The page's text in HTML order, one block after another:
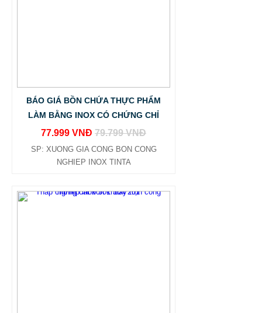
BÁO GIÁ BỒN CHỨA THỰC PHẨM
LÀM BẰNG INOX CÓ CHỨNG CHỈ
77.999 VNĐ 79.799 VNĐ
SP: XUONG GIA CONG BON CONG
NGHIEP INOX TINTA